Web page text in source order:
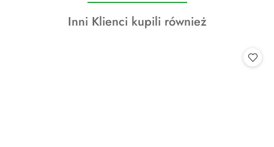
o
statusie:
Produkty
Inni Klienci kupili również